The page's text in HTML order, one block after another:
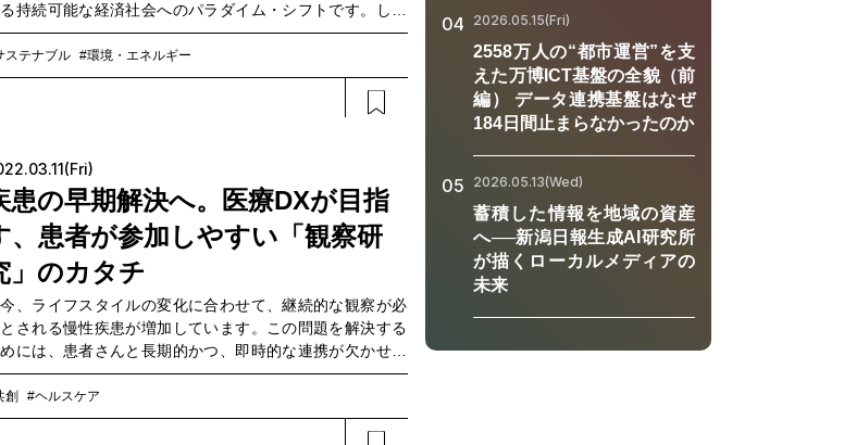
持続可能な経済社会へのパラダイム・シフトです。しか
そこへ辿り着くにはそもそものマインドセットが必要。
キュラーエコノミーの本質と課題について、一般社団法
ーキュラーエコノミー・ジャパンの代表理事・中石和良
ステナブル #環境・エネルギー
患の早期解決へ。医療DXが目指
、患者が参加しやすい「観察研
」のカタチ
、ライフスタイルの変化に合わせて、継続的な観察が必
される慢性疾患が増加しています。この問題を解決する
には、患者さんと長期的かつ、即時的な連携が欠かせま
。いかにして困難な課題をクリアしていくのか。千葉大
学部附属病院 消化器内科 小笠原定久先生と、千葉大学医
附属病院次世代医療構想センターの吉村健佑氏、NTTコ
創 #ヘルスケア
04 2026.05.15(Fri)
2558万人の“都市運営”を支
えた万博ICT基盤の全貌（前
編） データ連携基盤はなぜ
184日間止まらなかったのか
05 2026.05.13(Wed)
蓄積した情報を地域の資産
へ──新潟日報生成AI研究所
が描くローカルメディアの
未来